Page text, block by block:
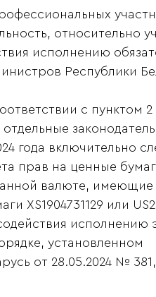
относительно
исполнению
Республики
с пунктом 2
года включительно
прав на ценные
валюте, имеющие
XS1904731129 или
исполнению
установленном
от 28.05.2024 №